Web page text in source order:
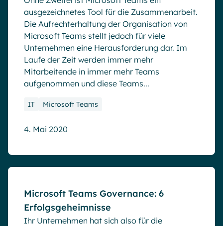
ausgezeichnetes Tool für die Zusammenarbeit.
Die Aufrechterhaltung der Organisation von
Microsoft Teams stellt jedoch für viele
Unternehmen eine Herausforderung dar. Im
Laufe der Zeit werden immer mehr
Mitarbeitende in immer mehr Teams
aufgenommen und diese Teams...
IT Microsoft Teams
4. Mai 2020
Microsoft Teams Governance: 6
Erfolgsgeheimnisse
Ihr Unternehmen hat sich also für die